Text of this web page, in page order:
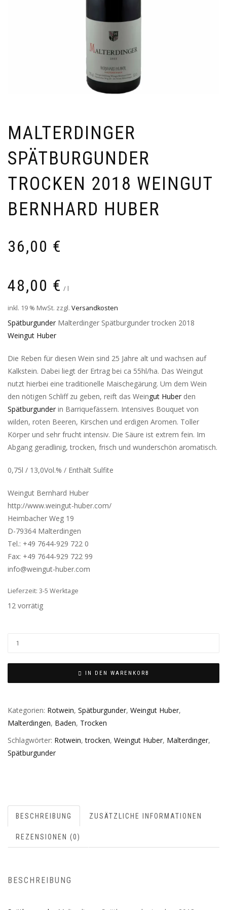
MALTERDINGER
SPÄTBURGUNDER
TROCKEN 2018 WEINGUT
BERNHARD HUBER
36,00 €
48,00 € / l
inkl. 19 % MwSt. zzgl. Versandkosten
Spätburgunder Malterdinger Spätburgunder trocken 2018
Weingut Huber
Die Reben für diesen Wein sind 25 Jahre alt und wachsen auf
Kalkstein. Dabei liegt der Ertrag bei ca 55hl/ha. Das Weingut
nutzt hierbei eine traditionelle Maischegärung. Um dem Wein
den nötigen Schliff zu geben, reift das Weingut Huber den
Spätburgunder in Barriquefässern. Intensives Bouquet von
wilden, roten Beeren, Kirschen und erdigen Aromen. Toller
Körper und sehr frucht intensiv. Die Säure ist extrem fein. Im
Abgang geradlinig, trocken, frisch und wunderschön aromatisch.
0,75l / 13,0Vol.% / Enthält Sulfite
Weingut Bernhard Huber
http://www.weingut-huber.com/
Heimbacher Weg 19
D-79364 Malterdingen
Tel.: +49 7644-929 722 0
Fax: +49 7644-929 722 99
info@weingut-huber.com
Lieferzeit: 3-5 Werktage
12 vorrätig
IN DEN WARENKORB
Kategorien: Rotwein, Spätburgunder, Weingut Huber,
Malterdingen, Baden, Trocken
Schlagwörter: Rotwein,trocken, Weingut Huber, Malterdinger,
Spätburgunder
BESCHREIBUNG ZUSÄTZLICHE INFORMATIONEN
REZENSIONEN (0)
BESCHREIBUNG